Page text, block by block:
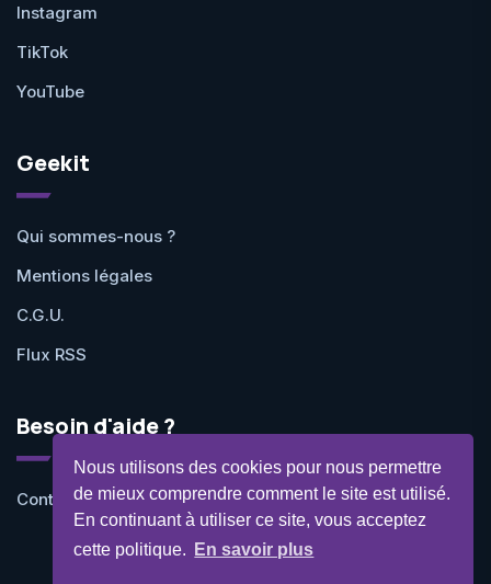
Nous utilisons des cookies pour nous permettre
de mieux comprendre comment le site est utilisé.
En continuant à utiliser ce site, vous acceptez
cette politique.
En savoir plus
Instagram
TikTok
YouTube
Geekit
Qui sommes-nous ?
Mentions légales
C.G.U.
Flux RSS
Besoin d'aide ?
Contactez-nous